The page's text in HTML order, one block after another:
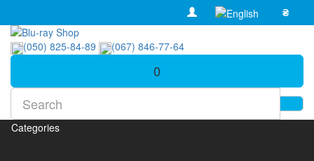
₴
(050) 825-84-89 (067) 846-77-64
0
Categories